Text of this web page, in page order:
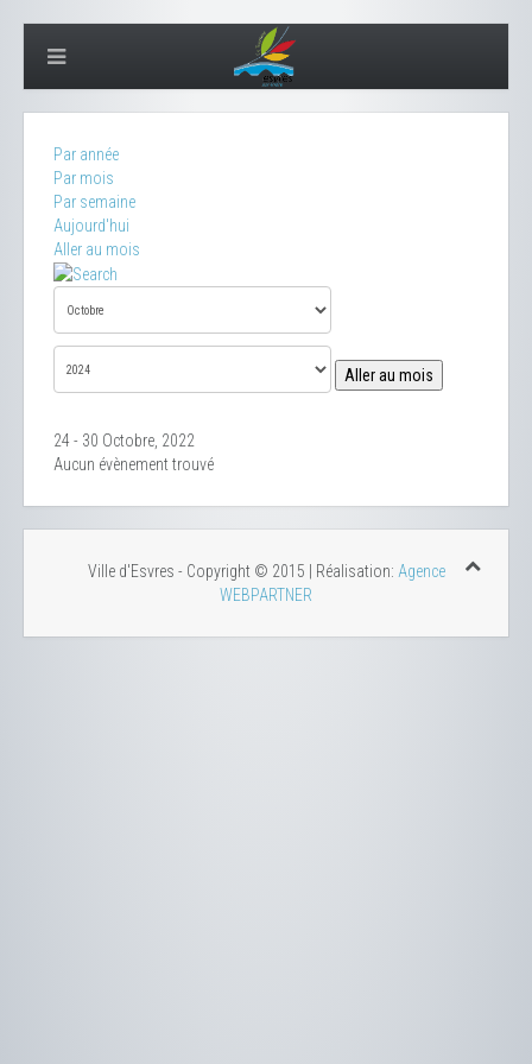
Par année
Par mois
Par semaine
Aujourd'hui
Aller au mois
Aller au mois
24 - 30 Octobre, 2022
Aucun évènement trouvé
Ville d'Esvres - Copyright © 2015 | Réalisation: Agence
WEBPARTNER